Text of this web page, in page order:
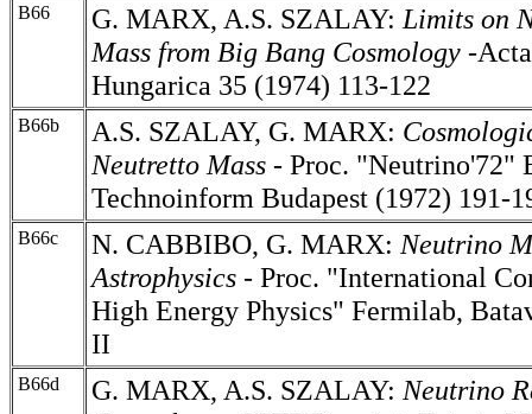
B66 G. MARX, A.S. SZALAY: Limits on
Mass from Big Bang Cosmology -
Hungarica 35 (1974) 113-122
B66b A.S. SZALAY, G. MARX:
Neutretto Mass - Proc. "Neutrino'72"
Technoinform Budapest (1972) 191-
B66c N. CABBIBO, G. MARX: Neutrino
Astrophysics - Proc. "International
High Energy Physics" Fermilab,
II
B66d G. MARX, A.S. SZALAY: Neutrino